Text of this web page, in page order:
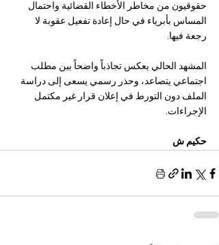
حقوقيون من مخاطر الأخطاء القضائية واحتمال
المساس بأبرياء في حال إعادة تفعيل عقوبة لا
رجعة فيها.
المشهد الحالي يعكس تجاذباً واضحاً بين مطلب
اجتماعي يتصاعد، وحذر رسمي يسعى إلى دراسة
الملف دون التورط في إعلان قرار غير مكتمل
الإجراءات.
حكيم ش